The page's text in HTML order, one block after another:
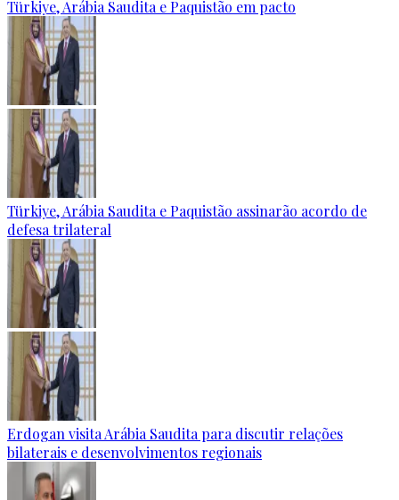
Türkiye, Arábia Saudita e Paquistão em pacto
Türkiye, Arábia Saudita e Paquistão assinarão acordo de
defesa trilateral
Erdogan visita Arábia Saudita para discutir relações
bilaterais e desenvolvimentos regionais